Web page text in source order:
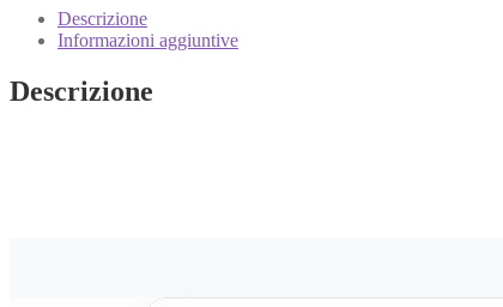
Arm
Double
Treppiede
Attacco
Descrizione
Informazioni aggiuntive
Descrizione